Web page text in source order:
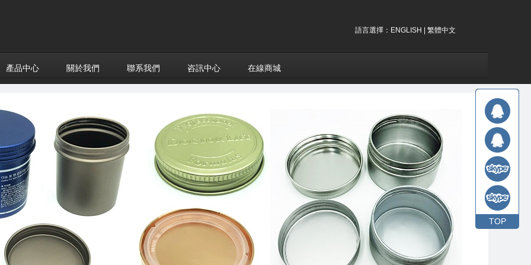
語言選擇： ENGLISH 繁體中文
產品中心 關於我們 聯系我們 咨訊中心 在線商城
TOP